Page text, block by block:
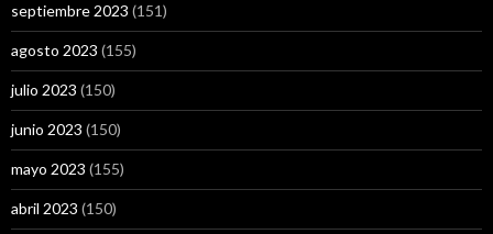
septiembre 2023 (151)
agosto 2023 (155)
julio 2023 (150)
junio 2023 (150)
mayo 2023 (155)
abril 2023 (150)